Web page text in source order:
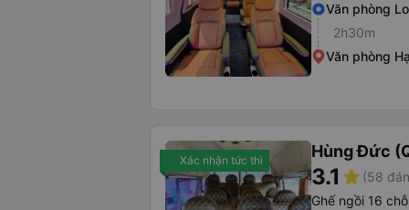
Văn phòng
2h30m
Văn phòng Hạ
Xác nhận tức thì Hùng Đức
3.1 star (58
Ghế ngồi 16 chỗ